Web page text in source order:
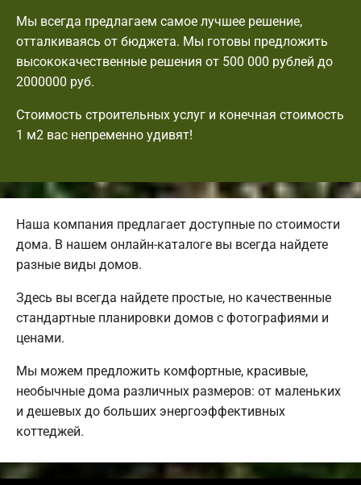
Мы всегда предлагаем самое лучшее решение,
отталкиваясь от бюджета. Мы готовы предложить
высококачественные решения от 500 000 рублей до
2000000 руб.
Стоимость строительных услуг и конечная стоимость
1 м2 вас непременно удивят!
Наша компания предлагает доступные по стоимости
дома. В нашем онлайн-каталоге вы всегда найдете
разные виды домов.
Здесь вы всегда найдете простые, но качественные
стандартные планировки домов с фотографиями и
ценами.
Мы можем предложить комфортные, красивые,
необычные дома различных размеров: от маленьких
и дешевых до больших энергоэффективных
коттеджей.